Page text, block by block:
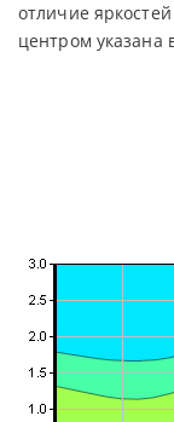
отличие
центром указана